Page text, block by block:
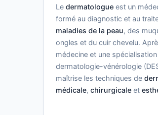
Le dermatologue est un
formé au diagnostic et au
maladies de la peau, des
ongles et du cuir chevelu.
médecine et une
dermatologie-vénérologie
maîtrise les techniques de
médicale, chirurgicale et